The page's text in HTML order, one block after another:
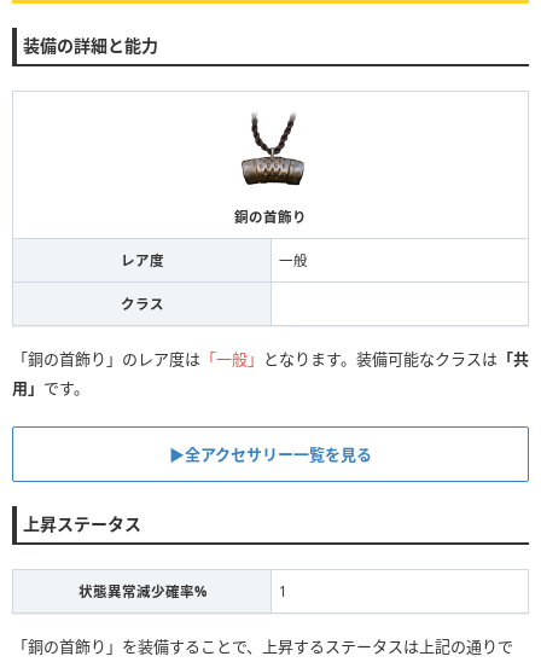
装備の詳細と能力
銅の首飾り
レア度 一般
クラス
「銅の首飾り」のレア度は 「一般」 となります。装備可能なクラスは 「共
用」 です。
▶全アクセサリー一覧を見る
上昇ステータス
状態異常減少確率% 1
「銅の首飾り」を装備することで、上昇するステータスは上記の通りで